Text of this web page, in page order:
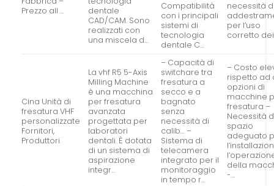
Prezzo all …
dentale
CAD/CAM. Sono
realizzati con
una miscela d…
Compatibilità
con i principali
sistemi di
tecnologia
dentale C…
necessità
per l’uso
corretto
Cina Unità di
fresatura VHF
personalizzate
Fornitori,
Produttori
La vhf R5 5-Axis
Milling Machine
è una macchina
per fresatura
avanzata
progettata per
laboratori
dentali. È dotata
di un sistema di
aspirazione
integr…
– Capacità di
switchare tra
fresatura a
secco e a
bagnato
senza
necessità di
calib… –
Sistema di
telecamera
integrato per il
monitoraggio
in tempo r…
– Costo
rispetto ad
opzioni di
macchine
fresatura –
Necessità
spazio
adeguato
della
-…